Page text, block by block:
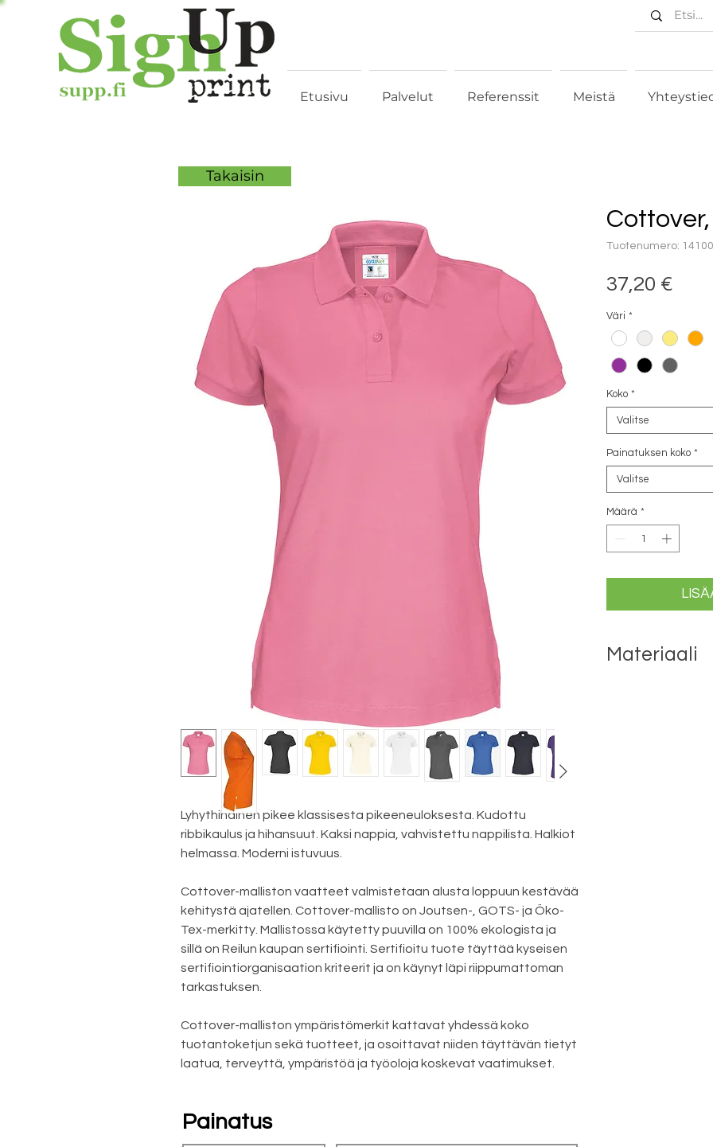
Etusivu Palvelut Referenssit Meistä
Lyhythihainen pikee klassisesta pikeeneuloksesta. Kudottu
ribbikaulus ja hihansuut. Kaksi nappia, vahvistettu nappilista. Halkiot
helmassa. Moderni istuvuus.
Cottover-malliston vaatteet valmistetaan alusta loppuun kestävää
kehitystä ajatellen. Cottover-mallisto on Joutsen-, GOTS- ja Öko-
Tex-merkitty. Mallistossa käytetty puuvilla on 100% ekologista ja
sillä on Reilun kaupan sertifiointi. Sertifioitu tuote täyttää kyseisen
sertifiointiorganisaation kriteerit ja on käynyt läpi riippumattoman
tarkastuksen.
Cottover-malliston ympäristömerkit kattavat yhdessä koko
tuotantoketjun sekä tuotteet, ja osoittavat niiden täyttävän tietyt
laatua, terveyttä, ympäristöä ja työoloja koskevat vaatimukset.
Tuotenumero:
37,20 €
Väri *
Koko *
Valitse
Painatuksen koko *
Valitse
Määrä *
Materiaali
Takaisin
Painatus